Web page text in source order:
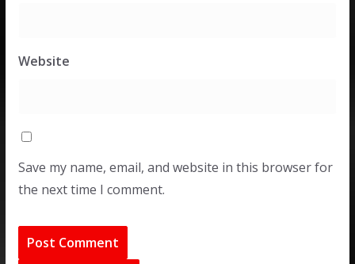
Website
Save my name, email, and website in this browser for
the next time I comment.